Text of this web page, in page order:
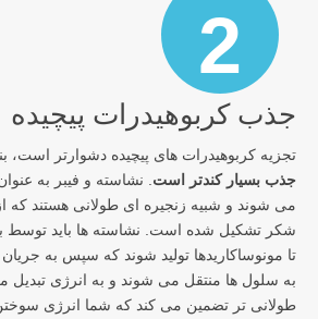
2
جذب کربوهیدرات پیچیده
تجزیه کربوهیدرات های پیچیده دشوارتر است،
جذب بسیار کندتر است . نشاسته و فیبر به
می شوند و شبیه زنجیره ای طولانی هستند که
شکر تشکیل شده است. نشاسته ها باید توسط
تا مونوساکاریدها تولید شوند که سپس به
به سلول ها منتقل می شوند و به انرژی تبدیل
طولانی تر تضمین می کند که شما انرژی سوختن